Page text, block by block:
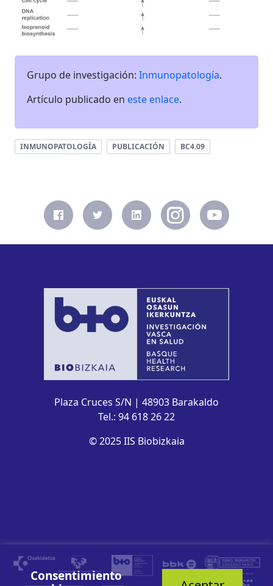
Grupo de investigación: Inmunopatología.
Artículo publicado en este enlace.
INMUNOPATOLOGÍA PUBLICACIÓN BC4.09
Plaza Cruces S/N | 48903 Barakaldo
Tel.: 94 618 26 22
© 2025 IIS Biobizkaia
Consentimiento